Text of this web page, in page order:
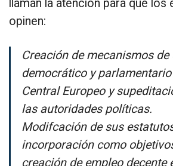
llaman la atención para que los
opinen:
Creación de mecanismos
democrático y
Central Europeo y
las autoridades políticas.
Modifcación de sus
incorporación como
creación de empleo decente